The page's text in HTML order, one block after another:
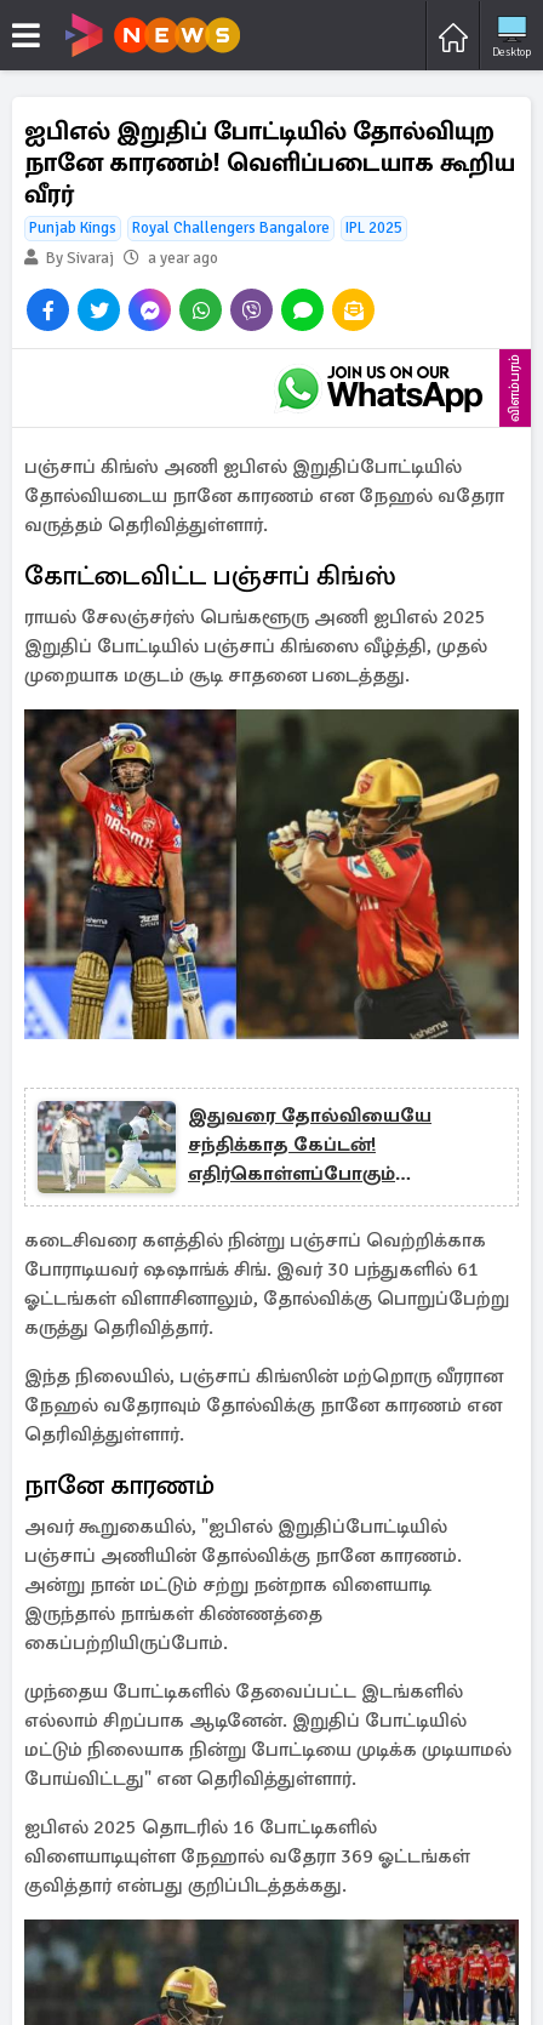
Desktop
ஐபிஎல் இறுதிப் போட்டியில் தோல்வியுற
நானே காரணம்! வெளிப்படையாக கூறிய
வீரர்
Punjab Kings Royal Challengers Bangalore
IPL 2025
By Sivaraj
a year ago
விளம்பரம்
பஞ்சாப் கிங்ஸ் அணி ஐபிஎல் இறுதிப்போட்டியில்
தோல்வியடைய நானே காரணம் என நேஹல் வதேரா
வருத்தம் தெரிவித்துள்ளார்.
கோட்டைவிட்ட பஞ்சாப் கிங்ஸ்
ராயல் சேலஞ்சர்ஸ் பெங்களூரு அணி ஐபிஎல் 2025
இறுதிப் போட்டியில் பஞ்சாப் கிங்ஸை வீழ்த்தி, முதல்
முறையாக மகுடம் சூடி சாதனை படைத்தது.
இதுவரை தோல்வியையே
சந்திக்காத கேப்டன்!
எதிர்கொள்ளப்போகும்
அவுஸ்திரேலியா..எதிர்பார்ப்பில்
WTC இறுதிப்போட்டி
கடைசிவரை களத்தில் நின்று பஞ்சாப் வெற்றிக்காக
போராடியவர் ஷஷாங்க் சிங். இவர் 30 பந்துகளில் 61
ஓட்டங்கள் விளாசினாலும், தோல்விக்கு பொறுப்பேற்று
கருத்து தெரிவித்தார்.
இந்த நிலையில், பஞ்சாப் கிங்ஸின் மற்றொரு வீரரான
நேஹல் வதேராவும் தோல்விக்கு நானே காரணம் என
தெரிவித்துள்ளார்.
நானே காரணம்
அவர் கூறுகையில், "ஐபிஎல் இறுதிப்போட்டியில்
பஞ்சாப் அணியின் தோல்விக்கு நானே காரணம்.
அன்று நான் மட்டும் சற்று நன்றாக விளையாடி
இருந்தால் நாங்கள் கிண்ணத்தை
கைப்பற்றியிருப்போம்.
முந்தைய போட்டிகளில் தேவைப்பட்ட இடங்களில்
எல்லாம் சிறப்பாக ஆடினேன். இறுதிப் போட்டியில்
மட்டும் நிலையாக நின்று போட்டியை முடிக்க முடியாமல்
போய்விட்டது" என தெரிவித்துள்ளார்.
ஐபிஎல் 2025 தொடரில் 16 போட்டிகளில்
விளையாடியுள்ள நேஹால் வதேரா 369 ஓட்டங்கள்
குவித்தார் என்பது குறிப்பிடத்தக்கது.